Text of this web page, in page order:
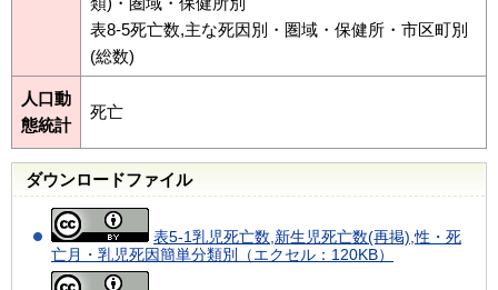
表8-5死亡数,主な死因別・圏域・保健所・市区町別
(総数)
人口動
態統計
死亡
ダウンロードファイル
表5-1乳児死亡数,新生児死亡数(再掲),性・死
亡月・乳児死因簡単分類別（エクセル：120KB）